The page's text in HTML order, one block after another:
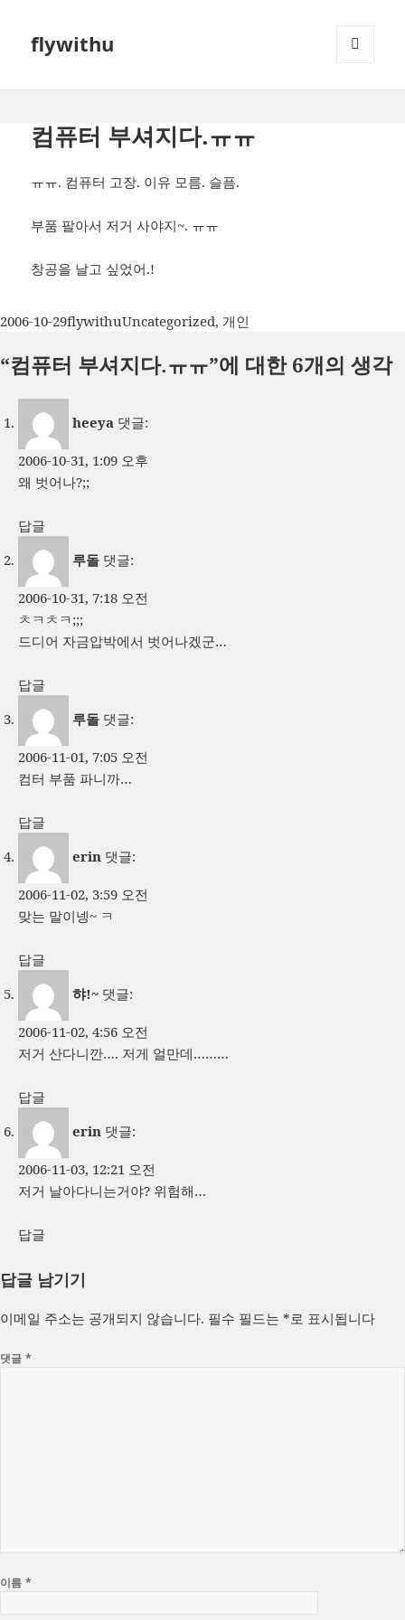
flywithu
컴퓨터 부셔지다.ㅠㅠ
ㅠㅠ. 컴퓨터 고장. 이유 모름. 슬픔.
부품 팔아서 저거 사야지~. ㅠㅠ
창공을 날고 싶었어.!
작
일
2006-10-29글
이
flywithu카
고
Uncategorized, 개인
“컴퓨터 부셔지다.ㅠㅠ”에 대한 6개의 생각
heeya 댓글:
2006-10-31, 1:09 오후
왜 벗어나?;;
답글
루돌 댓글:
2006-10-31, 7:18 오전
ㅊㅋㅊㅋ;;;
드디어 자금압박에서 벗어나겠군…
답글
루돌 댓글:
2006-11-01, 7:05 오전
컴터 부품 파니까…
답글
erin 댓글:
2006-11-02, 3:59 오전
맞는 말이넹~ ㅋ
답글
햐!~ 댓글:
2006-11-02, 4:56 오전
저거 산다니깐…. 저게 얼만데………
답글
erin 댓글:
2006-11-03, 12:21 오전
저거 날아다니는거야? 위험해…
답글
답글 남기기
이메일 주소는 공개되지 않습니다. 필수 필드는 *로 표시됩니다
댓글*
이름*